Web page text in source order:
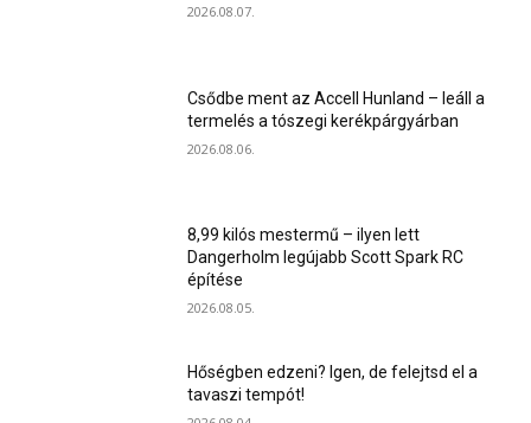
2026.08.07.
Csődbe ment az Accell Hunland – leáll a
termelés a tószegi kerékpárgyárban
2026.08.06.
8,99 kilós mestermű – ilyen lett
Dangerholm legújabb Scott Spark RC
építése
2026.08.05.
Hőségben edzeni? Igen, de felejtsd el a
tavaszi tempót!